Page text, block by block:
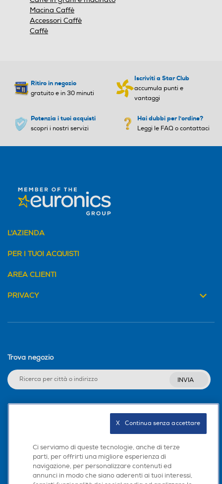
Macina Caffè
Accessori Caffè
Caffè
Ritiro in negozio
gratuito e in 30 minuti
Iscriviti a Star Club
accumula punti e
vantaggi
Potenzia i tuoi acquisti
scopri i nostri servizi
Hai dubbi per l'ordine?
Leggi le FAQ o contattaci
L'AZIENDA
PER I TUOI ACQUISTI
AREA CLIENTI
PRIVACY
Trova negozio
INVIA
Scarica la nostra app
Ci serviamo di queste tecnologie, anche di terze
parti, per offrirti una migliore esperienza di
navigazione, per personalizzare contenuti ed
annunci in modo che siano aderenti ai tuoi interessi,
X   Continua senza accettare